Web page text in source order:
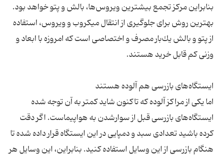
بنابراین مركز تجمع بیشترین ویروس‌ها، بالش و پتو خواهد بود.
بهترین روش برای جلوگیری از انتقال میكروب و ویروس، استفاده
از پتو و بالش یك‌بار مصرف و اختصاصی است كه امروزه با ابعاد و
اما یكی از مراكز آلوده كه تاكنون شاید كمتر به آن توجه شده
ایستگاه‌های بازرسی قبل از سوار‌شدن به هواپیماست. اگر دقت
كرده باشید تعدادی سبد و دمپایی در این ایستگاه قرار داده شده تا
هنگام بازرسی از این وسایل استفاده كنید. بنابراین، این وسایل هر